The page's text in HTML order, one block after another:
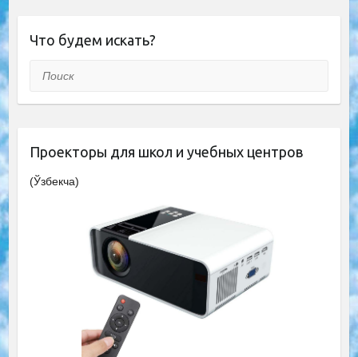
Что будем искать?
Поиск
Проекторы для школ и учебных центров
(Ўзбекча)